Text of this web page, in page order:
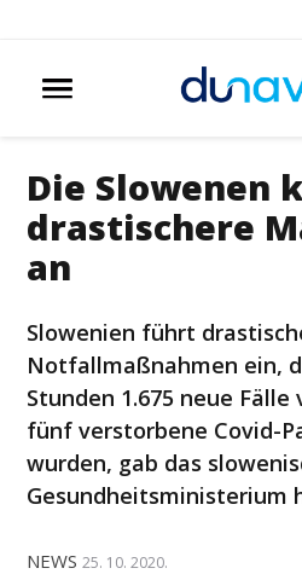
Die Slowenen
drastischere
an
Slowenien führt
Notfallmaßnahmen ein,
Stunden 1.675 neue
fünf verstorbene Covid-
wurden, gab das
Gesundheitsministerium
NEWS 25. 10. 2020.